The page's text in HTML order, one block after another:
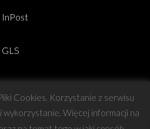
InPost
Cookies. Korzystanie z serwisu
wykorzystanie. Więcej informacji na